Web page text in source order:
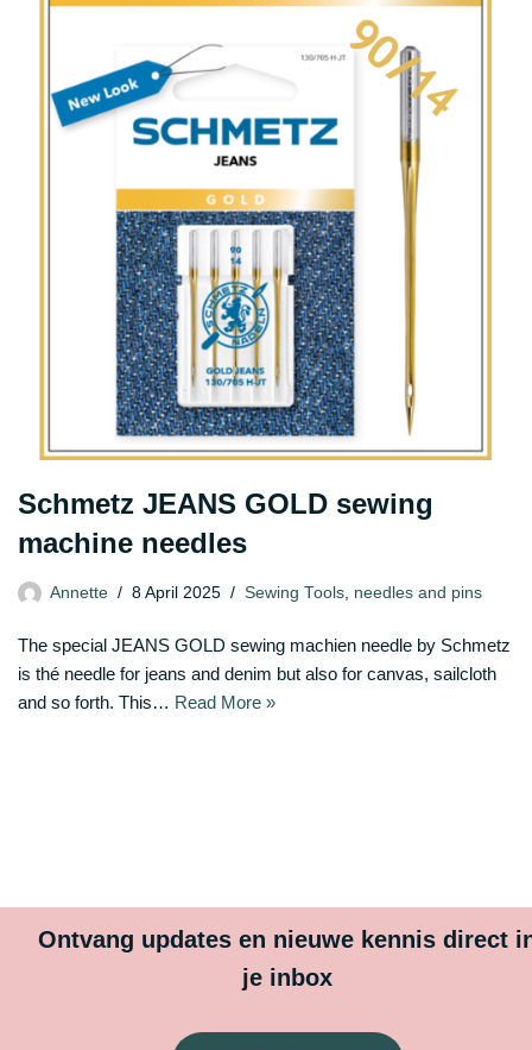
Schmetz JEANS GOLD sewing
machine needles
Annette 8 April 2025 Sewing Tools needles and pins
The special JEANS GOLD sewing machien needle by Schmetz
is thé needle for jeans and denim but also for canvas, sailcloth
and so forth. This… Read More »
Ontvang updates en nieuwe kennis direct
je inbox